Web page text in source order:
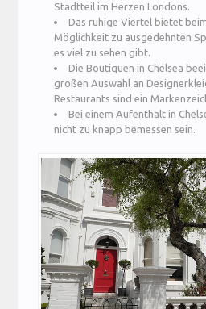
Stadtteil im Herzen Londons.
Das ruhige Viertel bietet
Möglichkeit zu ausgedehnten
es viel zu sehen gibt.
Die Boutiquen in Chelsea
großen Auswahl an
Restaurants sind ein
Bei einem Aufenthalt in
nicht zu knapp bemessen sein.